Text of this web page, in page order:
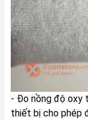
- Đo nồng độ oxy
thiết bị cho phép